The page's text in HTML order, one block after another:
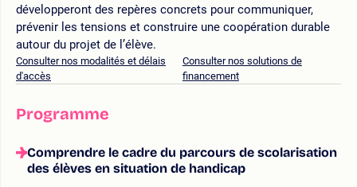
développeront des repères concrets pour communiquer,
prévenir les tensions et construire une coopération durable
autour du projet de l’élève.
Consulter nos modalités et délais
d'accès
Consulter nos solutions de
financement
Programme
Comprendre le cadre du parcours de scolarisation
des élèves en situation de handicap